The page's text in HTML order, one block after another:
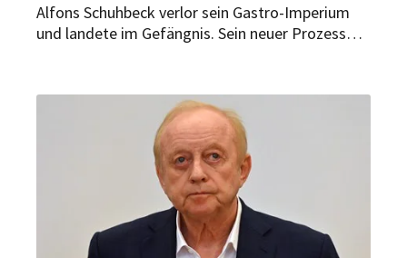
Alfons Schuhbeck verlor sein Gastro-Imperium
und landete im Gefängnis. Sein neuer Prozess